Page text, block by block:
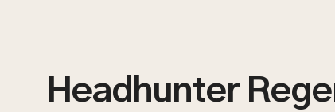
Headhunter